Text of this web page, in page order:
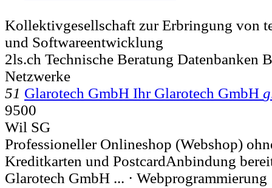
Kollektivgesellschaft zur Erbringung von
und Softwareentwicklung
2ls.ch Technische Beratung Datenbanken
Netzwerke
51 Glarotech GmbH Ihr Glarotech GmbH
9500
Wil SG
Professioneller Onlineshop (Webshop)
Kreditkarten und PostcardAnbindung
Glarotech GmbH ... · Webprogrammierung